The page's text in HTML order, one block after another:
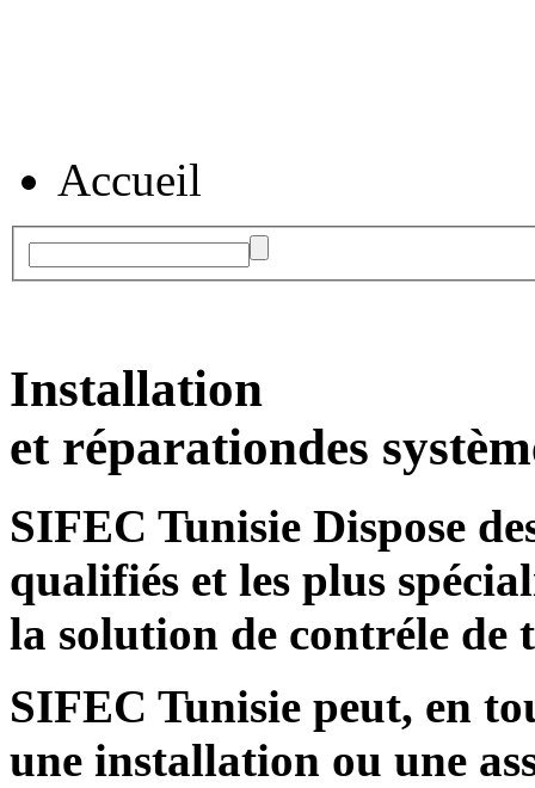
Accueil
Installation
et réparationdes
SIFEC Tunisie Dispose
qualifiés et les plus
la solution de contréle de
SIFEC Tunisie peut, en
une installation ou une